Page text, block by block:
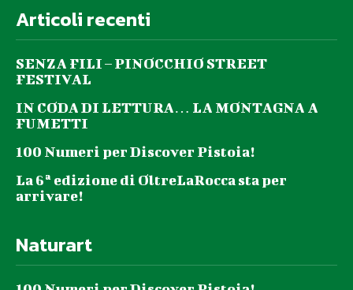
Articoli recenti
SENZA FILI – PINOCCHIO STREET
FESTIVAL
IN CODA DI LETTURA… LA MONTAGNA A
FUMETTI
100 Numeri per Discover Pistoia!
La 6ª edizione di OltreLaRocca sta per
arrivare!
Naturart